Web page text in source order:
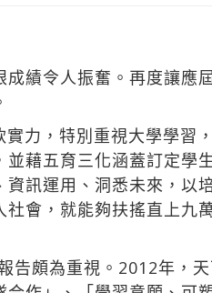
績令人振奮。再度讓應
力，特別重視大學學習
藉五育三化涵蓋訂定學
訊運用、洞悉未來，以
會，就能夠扶搖直上九
頗為重視。2012年，天